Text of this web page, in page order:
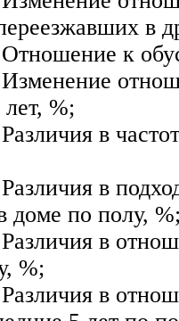
в
к
%;
в
в
доме по полу,
в
%;
в